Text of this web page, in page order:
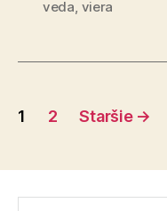
veda, viera
1 2 Staršie →